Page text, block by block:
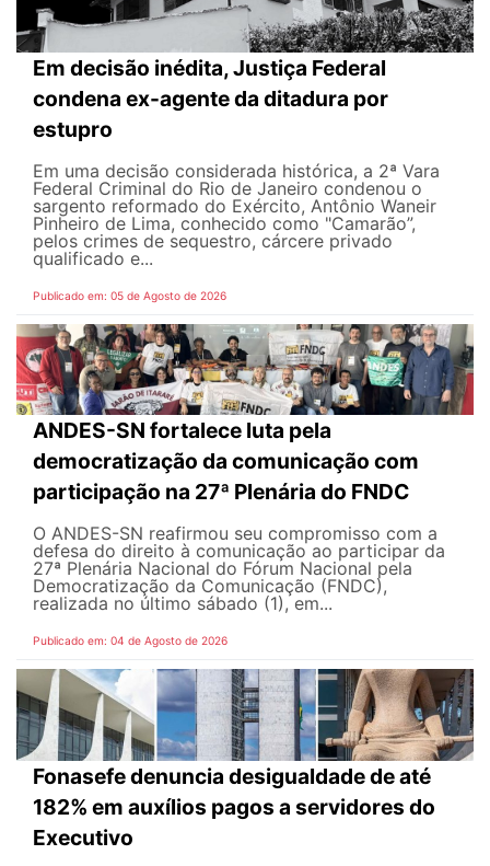
Em decisão inédita, Justiça Federal
condena ex-agente da ditadura por
estupro
Em uma decisão considerada histórica, a 2ª Vara
Federal Criminal do Rio de Janeiro condenou o
sargento reformado do Exército, Antônio Waneir
Pinheiro de Lima, conhecido como "Camarão”,
pelos crimes de sequestro, cárcere privado
qualificado e...
Publicado em: 05 de Agosto de 2026
ANDES-SN fortalece luta pela
democratização da comunicação com
participação na 27ª Plenária do FNDC
O ANDES-SN reafirmou seu compromisso com a
defesa do direito à comunicação ao participar da
27ª Plenária Nacional do Fórum Nacional pela
Democratização da Comunicação (FNDC),
realizada no último sábado (1), em...
Publicado em: 04 de Agosto de 2026
Fonasefe denuncia desigualdade de até
182% em auxílios pagos a servidores do
Executivo